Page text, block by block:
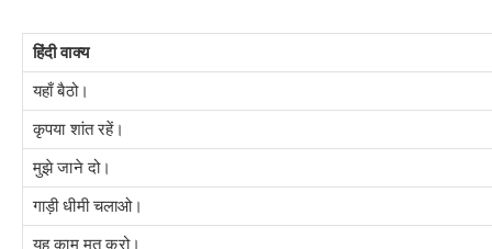
हिंदी वाक्य
यहाँ बैठो।
कृपया शांत रहें।
मुझे जाने दो।
गाड़ी धीमी चलाओ।
यह काम मत करो।